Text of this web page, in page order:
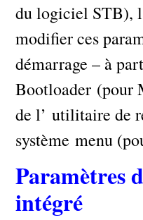
du logiciel STB),
modifier ces
démarrage – à
Bootloader (pour
de l’ utilitaire de
système menu
Paramètres
intégré